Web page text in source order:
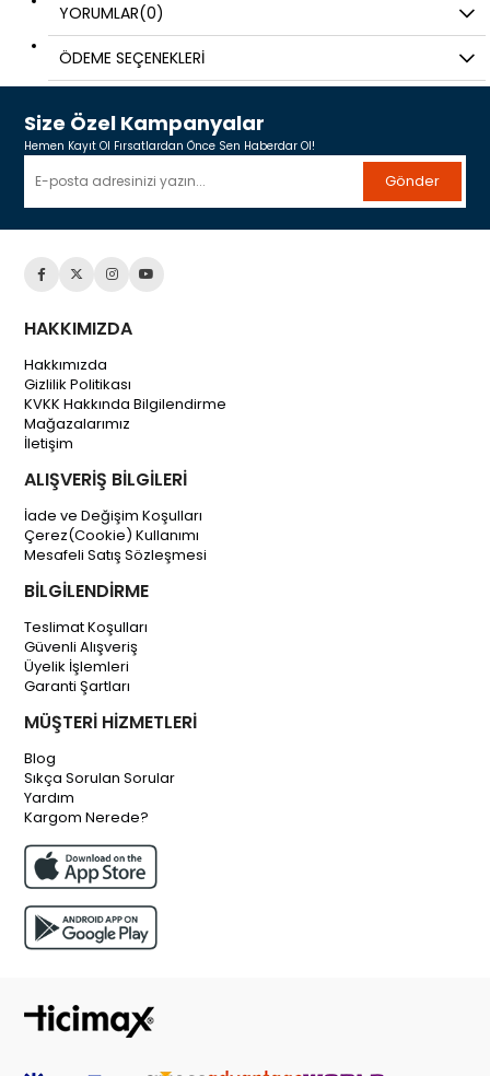
YORUMLAR(0)
ÖDEME SEÇENEKLERI
Size Özel Kampanyalar
Hemen Kayıt Ol Fırsatlardan Önce Sen Haberdar Ol!
Gönder
HAKKIMIZDA
Hakkımızda
Gizlilik Politikası
KVKK Hakkında Bilgilendirme
Mağazalarımız
İletişim
ALIŞVERİŞ BİLGİLERİ
İade ve Değişim Koşulları
Çerez(Cookie) Kullanımı
Mesafeli Satış Sözleşmesi
BİLGİLENDİRME
Teslimat Koşulları
Güvenli Alışveriş
Üyelik İşlemleri
Garanti Şartları
MÜŞTERİ HİZMETLERİ
Blog
Sıkça Sorulan Sorular
Yardım
Kargom Nerede?